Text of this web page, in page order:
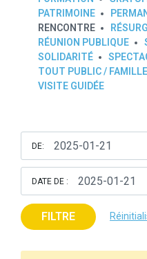
PATRIMOINE
RENCONTRE
RÉUNION PUBLIQUE
SOLIDARITÉ
TOUT PUBLIC /
VISITE GUIDÉE
DE:
DATE DE :
FILTRE